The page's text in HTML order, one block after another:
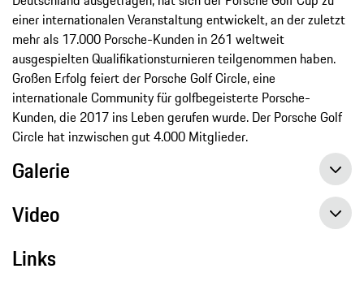
einer internationalen Veranstaltung entwickelt, an der zuletzt
mehr als 17.000 Porsche-Kunden in 261 weltweit
ausgespielten Qualifikationsturnieren teilgenommen haben.
Großen Erfolg feiert der Porsche Golf Circle, eine
internationale Community für golfbegeisterte Porsche-
Kunden, die 2017 ins Leben gerufen wurde. Der Porsche Golf
Circle hat inzwischen gut 4.000 Mitglieder.
Galerie
Video
Links